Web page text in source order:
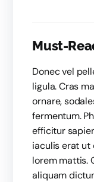
Must-
Donec vel
ligula. Cras
ornare,
fermentum.
efficitur
iaculis erat ut
lorem mattis.
aliquam